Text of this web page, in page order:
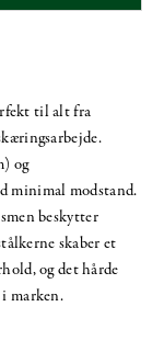
til alt fra
og
minimal modstand.
beskytter
skaber et
og det hårde
marken.